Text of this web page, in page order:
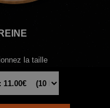
REINE
la taille